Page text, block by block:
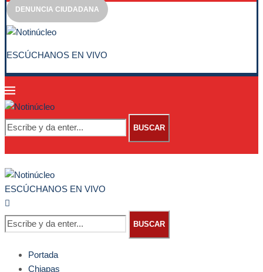
DENUNCIA CIUDADANA
ESCÚCHANOS EN VIVO
BUSCAR
ESCÚCHANOS EN VIVO
BUSCAR
Portada
Chiapas